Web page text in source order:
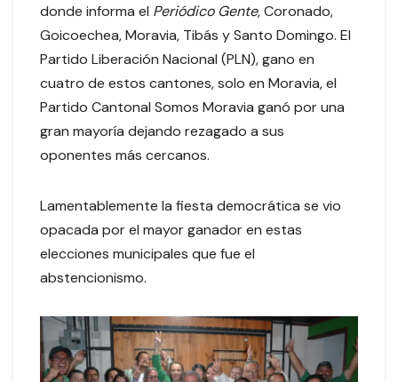
donde informa el Periódico Gente, Coronado,
Goicoechea, Moravia, Tibás y Santo Domingo. El
Partido Liberación Nacional (PLN), gano en
cuatro de estos cantones, solo en Moravia, el
Partido Cantonal Somos Moravia ganó por una
gran mayoría dejando rezagado a sus
oponentes más cercanos.
Lamentablemente la fiesta democrática se vio
opacada por el mayor ganador en estas
elecciones municipales que fue el
abstencionismo.